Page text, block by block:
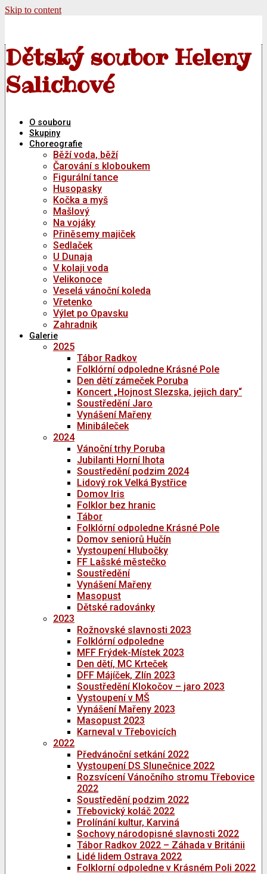
Skip to content
Dětský soubor Heleny
Salichové
O souboru
Skupiny
Choreografie
Běží voda, běží
Čarování s kloboukem
Figurální tance
Husopasky
Kočka a myš
Mašlový
Na vojáky
Přiněsemy majiček
Sedlaček
U Dunaja
V kolaji voda
Velikonoce
Veselá vánoční koleda
Vřetenko
Výlet po Opavsku
Zahradnik
Galerie
2025
Tábor Radkov
Folklórní odpoledne Krásné Pole
Den dětí zámeček Poruba
Koncert „Hojnost Slezska, jejich dary“
Soustředění Jaro
Vynášení Mařeny
Minibáleček
2024
Vánoční trhy Poruba
Jubilanti Horní lhota
Soustředění podzim 2024
Lidový rok Velká Bystřice
Domov Iris
Folklor bez hranic
Tábor
Folklórní odpoledne Krásné Pole
Domov seniorů Hučín
Vystoupení Hlubočky
FF Lašské městečko
Soustředění
Vynášení Mařeny
Masopust
Dětské radovánky
2023
Rožnovské slavnosti 2023
Folklórní odpoledne
MFF Frýdek-Místek 2023
Den dětí, MC Krteček
DFF Májíček, Zlín 2023
Soustředění Klokočov – jaro 2023
Vystoupení v MŠ
Vynášení Mařeny 2023
Masopust 2023
Karneval v Třebovicích
2022
Předvánoční setkání 2022
Vystoupení DS Slunečnice 2022
Rozsvícení Vánočního stromu Třebovice
2022
Soustředění podzim 2022
Třebovický koláč 2022
Prolínání kultur, Karviná
Sochovy národopisné slavnosti 2022
Tábor Radkov 2022 – Záhada v Británii
Lidé lidem Ostrava 2022
Folklorní odpoledne v Krásném Poli 2022